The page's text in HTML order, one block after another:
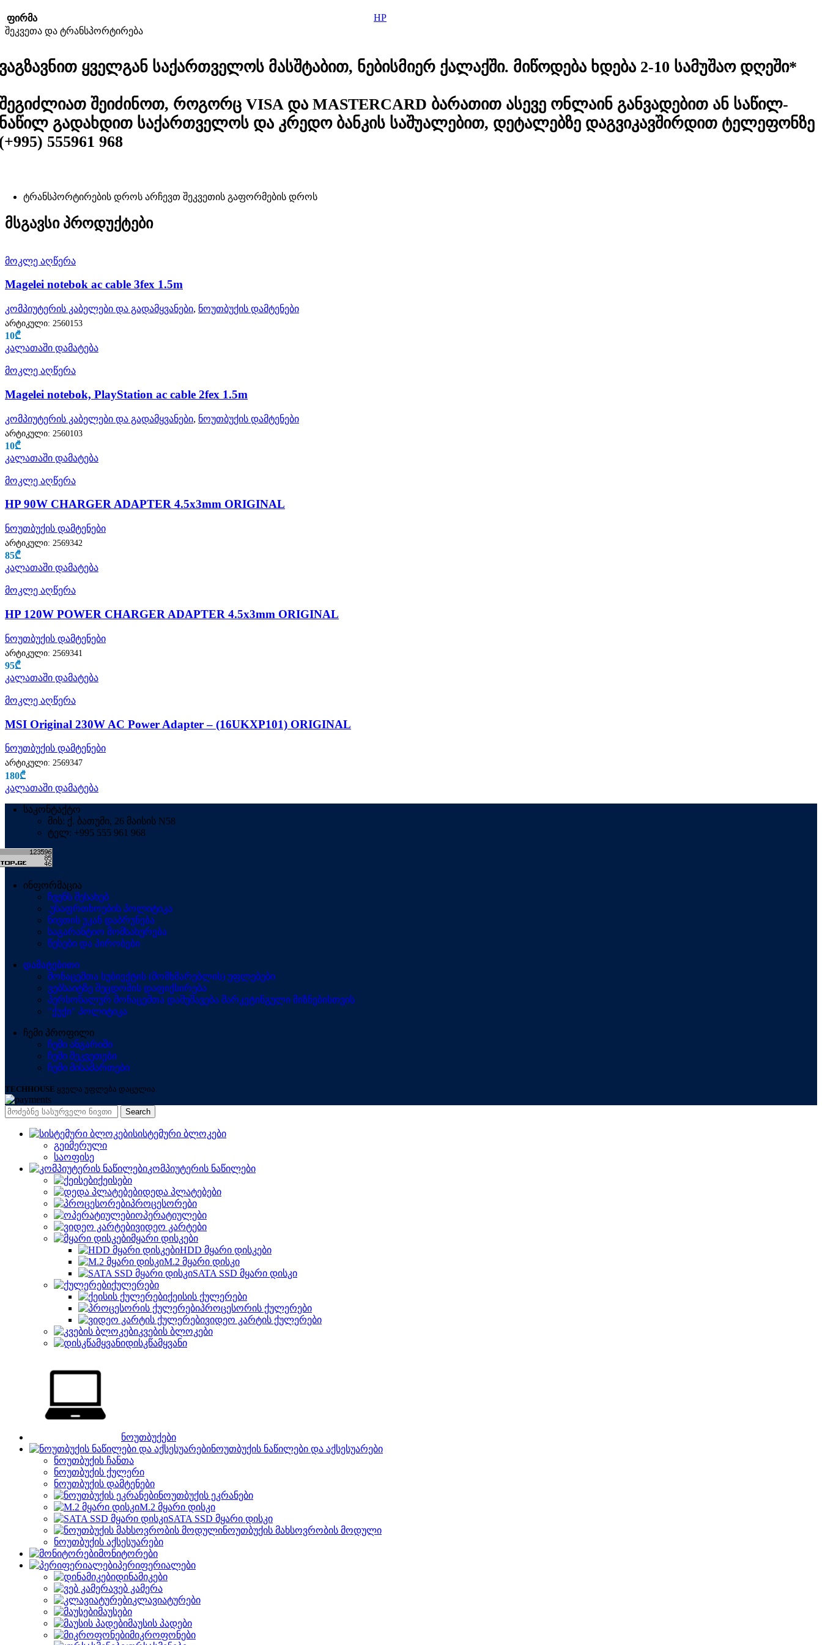
ფირმა
HP
შეკვეთა და ტრანსპორტირება
ყველგან საქართველოს მასშტაბით, ნებისმიერ ქალაქში. მიწოდება ხდება 2-10 სამუშაო დღეში*
შეიძინოთ, როგორც VISA და MASTERCARD ბარათით ასევე ონლაინ განვადებით ან საწილ-
გადახდით საქართველოს და კრედო ბანკის საშუალებით, დეტალებზე დაგვიკავშირდით ტელეფონზე
555961 968
ტრანსპორტირების დროს არჩევთ შეკვეთის გაფორმების დროს
მსგავსი პროდუქტები
მოკლე აღწერა
Magelei notebok ac cable 3fex 1.5m
კომპიუტერის კაბელები და გადამყვანები, ნოუთბუქის დამტენები
არტიკული: 2560153
10₾
კალათაში დამატება
მოკლე აღწერა
Magelei notebok, PlayStation ac cable 2fex 1.5m
კომპიუტერის კაბელები და გადამყვანები, ნოუთბუქის დამტენები
არტიკული: 2560103
10₾
კალათაში დამატება
მოკლე აღწერა
HP 90W CHARGER ADAPTER 4.5x3mm ORIGINAL
ნოუთბუქის დამტენები
არტიკული: 2569342
85₾
კალათაში დამატება
მოკლე აღწერა
HP 120W POWER CHARGER ADAPTER 4.5x3mm ORIGINAL
ნოუთბუქის დამტენები
არტიკული: 2569341
95₾
კალათაში დამატება
მოკლე აღწერა
MSI Original 230W AC Power Adapter – (16UKXP101) ORIGINAL
ნოუთბუქის დამტენები
არტიკული: 2569347
180₾
კალათაში დამატება
საკონტაქტო
მის: ქ. ბათუმი, 26 მაისის N58
ტელ: +995 555 961 968
ინფორმაცია
ჩვენს შესახებ
.უსაფრთხოების პოლიტიკა
ნივთის უკან დაბრუნება
საგარანტიო მომსახურება
წესები და პირობები
დამატებითი
მონაცემთა სუბიექტის (მომხმარებლის) უფლებები
ვებსაიტზე შეცდომის დაფიქსირება
პერსონალურ მონაცემთა დამუშავება მარკეტინგული მიზნებისთვის
"ქუქი" პოლიტიკა
ჩემი პროფილი
ჩემი ანგარიში
ჩემი შეკვეთები
ჩემი მისამართები
TECHHOUSE ყველა უფლება დაცულია.
Search
სისტემური ბლოკები
გეიმერული
საოფისე
კომპიუტერის ნაწილები
ქეისები
დედა პლატებები
პროცესორები
ოპერატიულები
ვიდეო კარტები
მყარი დისკები
HDD მყარი დისკები
M.2 მყარი დისკი
SATA SSD მყარი დისკი
ქულერები
ქეისის ქულერები
პროცესორის ქულერები
ვიდეო კარტის ქულერები
კვების ბლოკები
დისკწამყვანი
ნოუთბუქები
ნოუთბუქის ნაწილები და აქსესუარები
ნოუთბუქის ჩანთა
ნოუთბუქის ქულერი
ნოუთბუქის დამტენები
ნოუთბუქის ეკრანები
M.2 მყარი დისკი
SATA SSD მყარი დისკი
ნოუთბუქის მახსოვრობის მოდული
ნოუთბუქის აქსესუარები
მონიტორები
პერიფერიალები
დინამიკები
ვებ კამერა
კლავიატურები
მაუსები
მაუსის პადები
მიკროფონები